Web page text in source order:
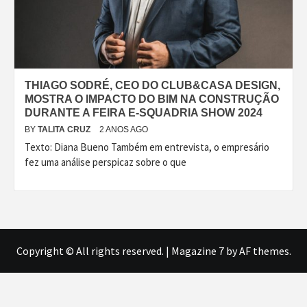
THIAGO SODRÉ, CEO DO CLUB&CASA DESIGN,
MOSTRA O IMPACTO DO BIM NA CONSTRUÇÃO
DURANTE A FEIRA E-SQUADRIA SHOW 2024
BY TALITA CRUZ 2 ANOS AGO
Texto: Diana Bueno Também em entrevista, o empresário
fez uma análise perspicaz sobre o que
Copyright © All rights reserved. | Magazine 7by AF themes.